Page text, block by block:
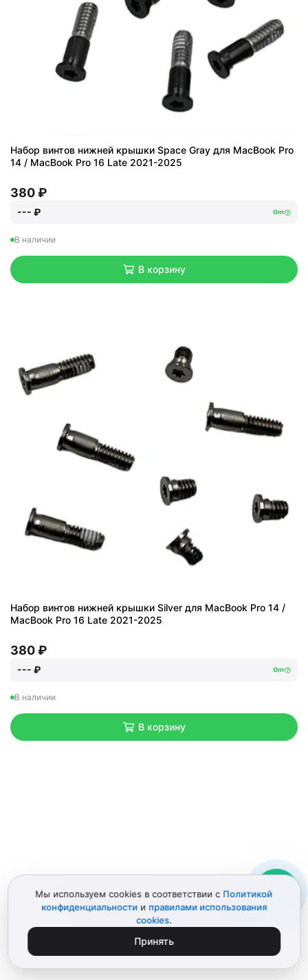
Набор винтов нижней крышки Space Gray для MacBook Pro
14 / MacBook Pro 16 Late 2021-2025
380 ₽
--- ₽ Опт
В наличии
В корзину
Набор винтов нижней крышки Silver для MacBook Pro 14 /
MacBook Pro 16 Late 2021-2025
380 ₽
--- ₽ Опт
В наличии
В корзину
Мы используем cookies в соответствии с Политикой
конфиденциальности и правилами использования
cookies.
Принять